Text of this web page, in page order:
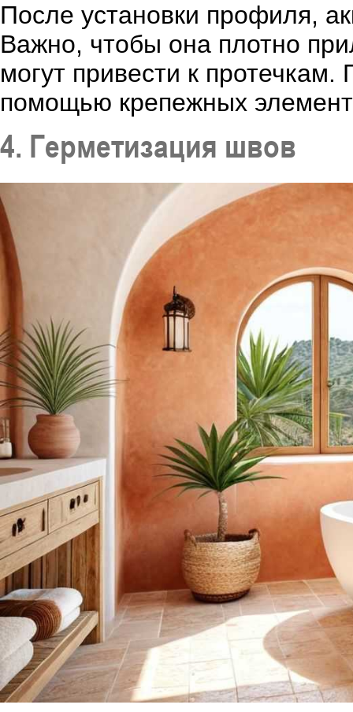
После установки профиля,
Важно, чтобы она плотно
могут привести к протечкам.
помощью крепежных
4. Герметизация швов